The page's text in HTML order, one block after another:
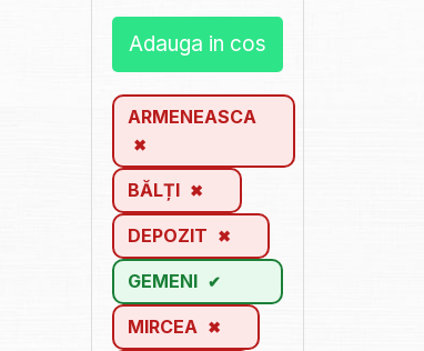
Adauga in cos
ARMENEASCA
BĂLȚI
DEPOZIT
GEMENI
MIRCEA